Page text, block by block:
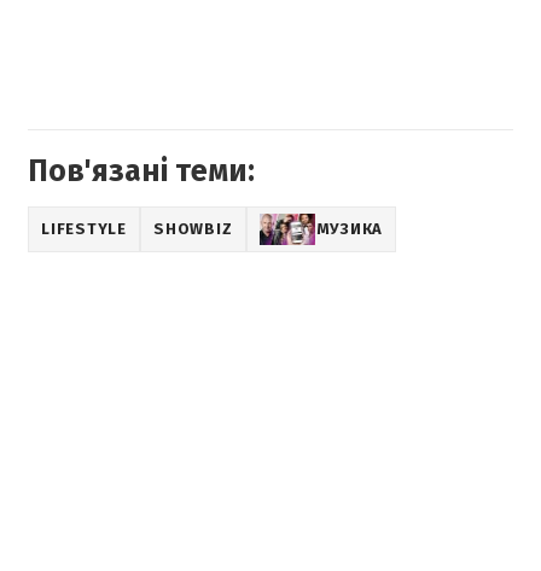
Пов'язані теми:
LIFESTYLE SHOWBIZ МУЗИКА